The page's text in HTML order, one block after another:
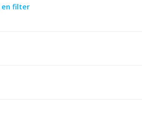
en filter